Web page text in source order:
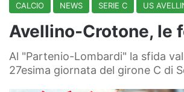
CALCIO NEWS SERIE C US
Avellino-Crotone, le
Al "Partenio-Lombardi" la sfida
27esima giornata del girone C di